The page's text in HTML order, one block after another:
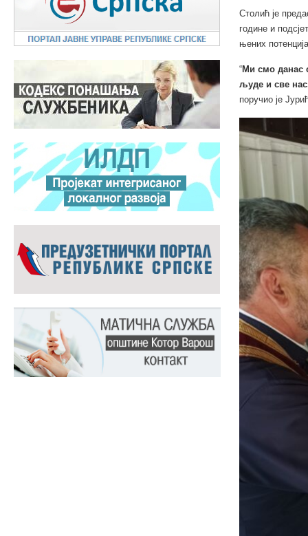
Столић је
године и
њених
“Ми смо данас
људе и све
поручио је